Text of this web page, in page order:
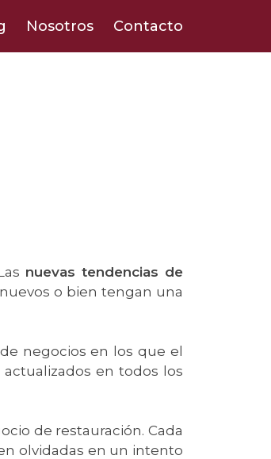
Nosotros Contacto
nuevas tendencias de
o bien tengan una
negocios en los que el
en todos los
de restauración. Cada
olvidadas en un intento